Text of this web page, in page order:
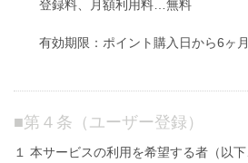
登録料、月額利用料…無料
有効期限：ポイント購入日から6ヶ
■第４条（ユーザー登録）
１ 本サービスの利用を希望する者（以